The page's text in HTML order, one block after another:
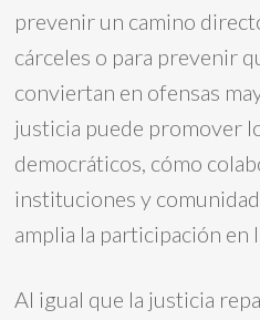
prevenir un camino
cárceles o para prevenir
conviertan en ofensas
justicia puede promover
democráticos, cómo
instituciones y
amplia la participación en
Al igual que la justicia